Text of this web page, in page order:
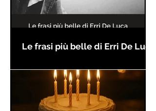
Le frasi più belle di Erri De Luca